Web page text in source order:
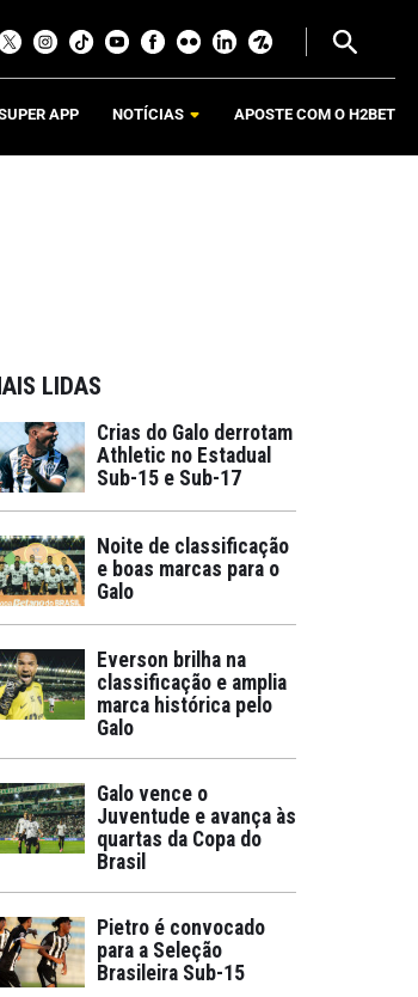
APP NOTÍCIAS APOSTE COM O H2BET
LIDAS
Crias do Galo derrotam
Athletic no Estadual
Sub-15 e Sub-17
Noite de classificação
e boas marcas para o
Galo
Everson brilha na
classificação e amplia
marca histórica pelo
Galo
Galo vence o
Juventude e avança às
quartas da Copa do
Brasil
Pietro é convocado
para a Seleção
Brasileira Sub-15